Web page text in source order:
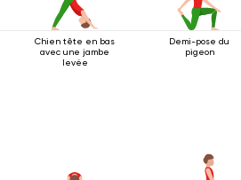
Chien tête en bas
avec une jambe
levée
Demi-pose du
pigeon